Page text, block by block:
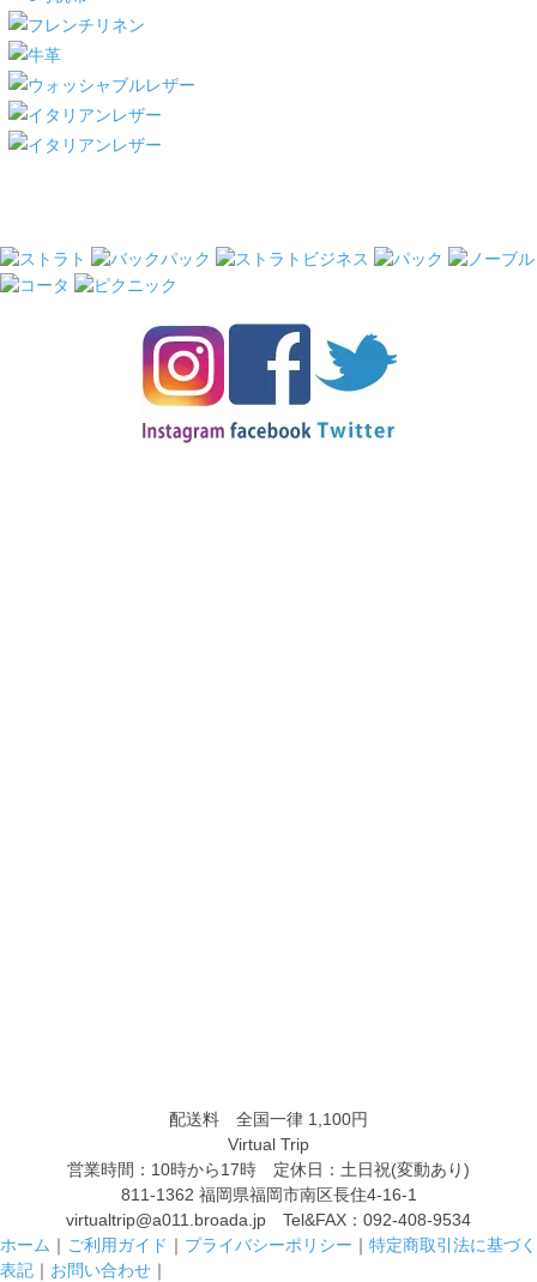
配送料 全国一律 1,100円
Virtual Trip
営業時間：10時から17時 定休日：土日祝(変動あり)
811-1362 福岡県福岡市南区長住4-16-1
virtualtrip@a011.broada.jp Tel&FAX： 092-408-9534
ホーム ｜ ご利用ガイド ｜ プライバシーポリシー ｜ 特定商取引法に基づく
表記 ｜ お問い合わせ ｜